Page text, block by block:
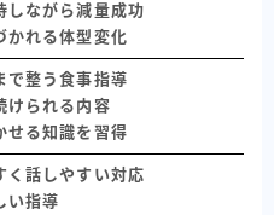
しながら減量成功
かれる体型変化
で整う食事指導
けられる内容
せる知識を習得
く話しやすい対応
い指導